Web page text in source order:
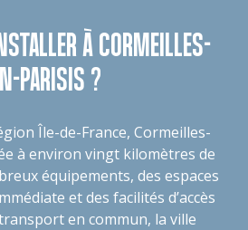
À CORMEILLES-
PARISIS ?
Île-de-France, Cormeilles-
à environ vingt kilomètres de
équipements, des espaces
et des facilités d’accès
en commun, la ville